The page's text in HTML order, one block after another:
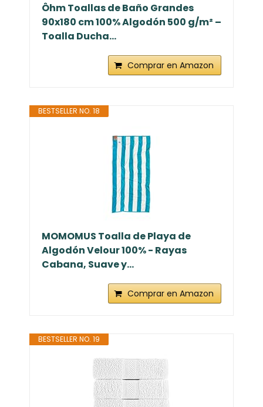
Ôhm Toallas de Baño Grandes
90x180 cm 100% Algodón 500 g/m² –
Toalla Ducha...
Comprar en Amazon
BESTSELLER NO. 18
MOMOMUS Toalla de Playa de
Algodón Velour 100% - Rayas
Cabana, Suave y...
Comprar en Amazon
BESTSELLER NO. 19